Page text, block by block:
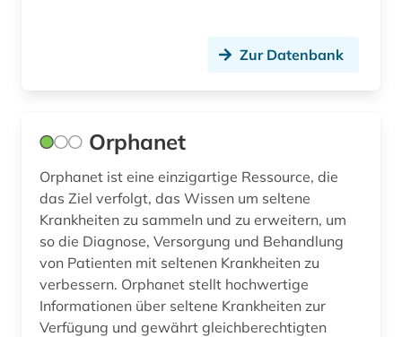
röntgenbeugung (1)
samuel hahnemann (1755 - 1843) (2)
satirezeitung (1)
schadstoffe (1)
schriftverkehr (1)
schutzzertifikat (1)
Zur Datenbank
Orphanet
Orphanet ist eine einzigartige Ressource, die
das Ziel verfolgt, das Wissen um seltene
Krankheiten zu sammeln und zu erweitern, um
so die Diagnose, Versorgung und Behandlung
von Patienten mit seltenen Krankheiten zu
verbessern. Orphanet stellt hochwertige
Informationen über seltene Krankheiten zur
Verfügung und gewährt gleichberechtigten